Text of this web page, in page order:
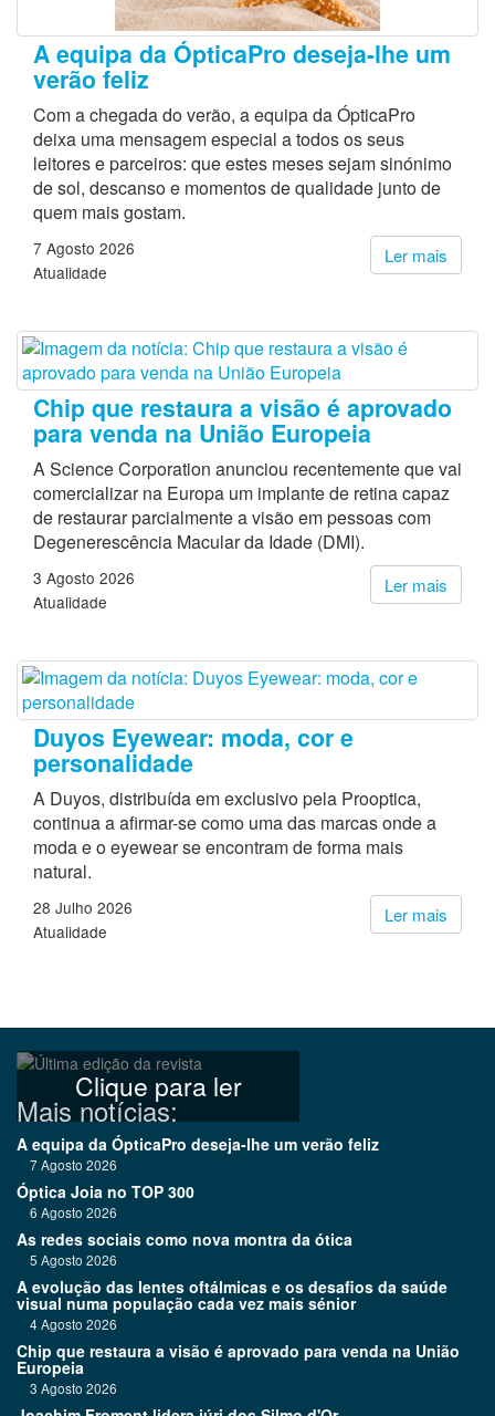
A equipa da ÓpticaPro deseja-lhe um
verão feliz
Com a chegada do verão, a equipa da ÓpticaPro
deixa uma mensagem especial a todos os seus
leitores e parceiros: que estes meses sejam sinónimo
de sol, descanso e momentos de qualidade junto de
quem mais gostam.
Ler mais
7 Agosto 2026
Atualidade
Chip que restaura a visão é aprovado
para venda na União Europeia
A Science Corporation anunciou recentemente que vai
comercializar na Europa um implante de retina capaz
de restaurar parcialmente a visão em pessoas com
Degenerescência Macular da Idade (DMI).
Ler mais
3 Agosto 2026
Atualidade
Duyos Eyewear: moda, cor e
personalidade
A Duyos, distribuída em exclusivo pela Prooptica,
continua a afirmar-se como uma das marcas onde a
moda e o eyewear se encontram de forma mais
natural.
Ler mais
28 Julho 2026
Atualidade
Clique para ler
Mais notícias:
A equipa da ÓpticaPro deseja-lhe um verão feliz
7 Agosto 2026
Óptica Joia no TOP 300
6 Agosto 2026
As redes sociais como nova montra da ótica
5 Agosto 2026
A evolução das lentes oftálmicas e os desafios da saúde
visual numa população cada vez mais sénior
4 Agosto 2026
Chip que restaura a visão é aprovado para venda na União
Europeia
3 Agosto 2026